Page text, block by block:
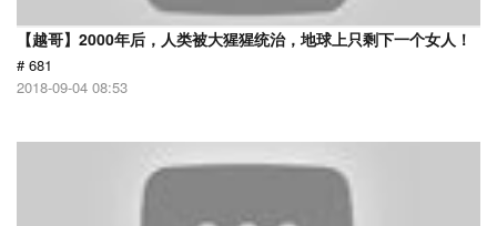
【越哥】2000年后，人类被大猩猩统治，地球上只剩下一个女人！
# 681
2018-09-04 08:53